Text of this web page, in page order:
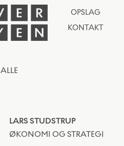
OPSLAG
KONTAKT
ALLE
LARS STUDSTRUP
ØKONOMI OG STRATEGI